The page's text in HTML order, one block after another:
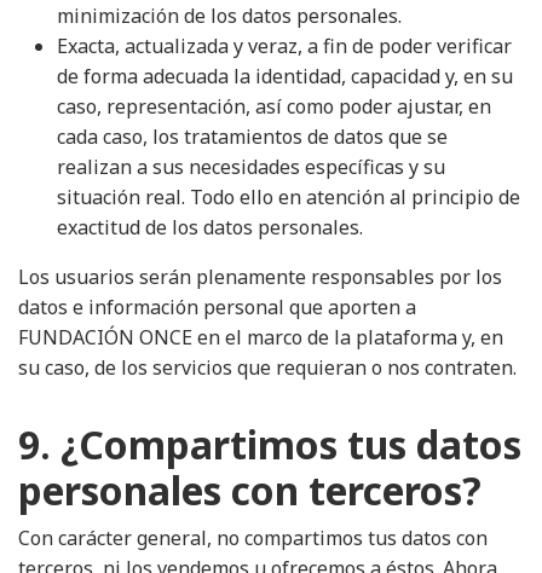
minimización de los datos personales.
Exacta, actualizada y veraz, a fin de poder verificar
de forma adecuada la identidad, capacidad y, en su
caso, representación, así como poder ajustar, en
cada caso, los tratamientos de datos que se
realizan a sus necesidades específicas y su
situación real. Todo ello en atención al principio de
exactitud de los datos personales.
Los usuarios serán plenamente responsables por los
datos e información personal que aporten a
FUNDACIÓN ONCE en el marco de la plataforma y, en
su caso, de los servicios que requieran o nos contraten.
9. ¿Compartimos tus datos
personales con terceros?
Con carácter general, no compartimos tus datos con
terceros, ni los vendemos u ofrecemos a éstos. Ahora